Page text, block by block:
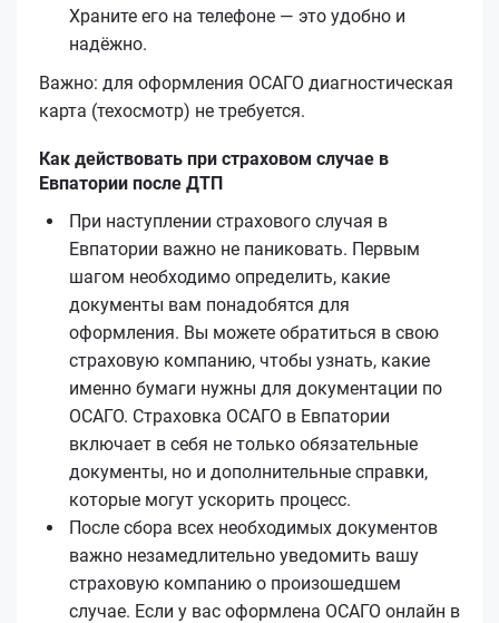
Храните его на телефоне — это удобно и
надёжно.
Важно: для оформления ОСАГО диагностическая
карта (техосмотр) не требуется.
Как действовать при страховом случае в
Евпатории после ДТП
При наступлении страхового случая в
Евпатории важно не паниковать. Первым
шагом необходимо определить, какие
документы вам понадобятся для
оформления. Вы можете обратиться в свою
страховую компанию, чтобы узнать, какие
именно бумаги нужны для документации по
ОСАГО. Страховка ОСАГО в Евпатории
включает в себя не только обязательные
документы, но и дополнительные справки,
которые могут ускорить процесс.
После сбора всех необходимых документов
важно незамедлительно уведомить вашу
страховую компанию о произошедшем
случае. Если у вас оформлена ОСАГО онлайн в